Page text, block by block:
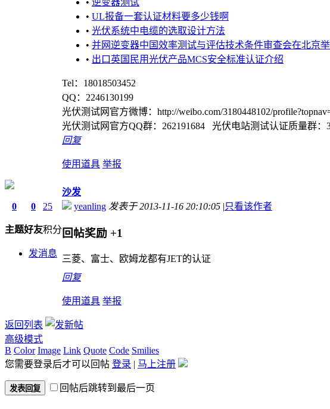
• 逆变器测试
• UL报备一套认证材料要多少钱啊
• 光伏系统中电缆的选取设计方法
• 并网逆变器中国效率测试与评估技术条件审查会在北京
• 出口英国民用光伏产品MCS安全标准认证介绍
Tel：18018503452
QQ：2246130199
光伏测试网官方微博：http://weibo.com/3180448102/
光伏测试网官方QQ群：262191684 光伏电站测试认证质量群：
回复
使用道具 举报
0
主题
0
好友
25
积分
发消息
沙发
yeanling 发表于 2013-11-16 20:10:05 |只看该作者
回帖奖励 +1
三菱、富士、欧姆龙都有JET的认证
回复
使用道具 举报
返回列表
高级模式
B Color Image Link Quote Code Smilies
您需要登录后才可以回帖 登录 | 马上注册
发表回复 回帖后跳转到最后一页